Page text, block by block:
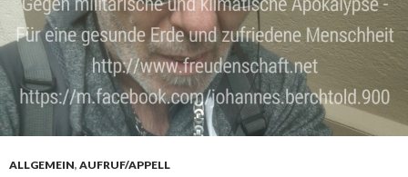
ALLGEMEIN, AUFRUF/APPELL